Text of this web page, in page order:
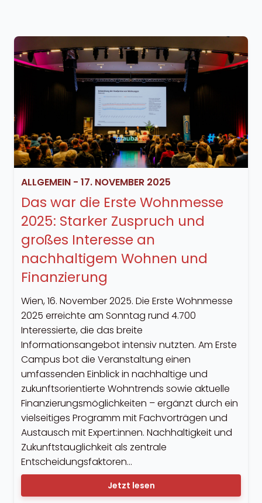
ALLGEMEIN- 17. NOVEMBER 2025
Das war die Erste Wohnmesse
2025: Starker Zuspruch und
großes Interesse an
nachhaltigem Wohnen und
Finanzierung
Wien, 16. November 2025. Die Erste Wohnmesse
2025 erreichte am Sonntag rund 4.700
Interessierte, die das breite
Informationsangebot intensiv nutzten. Am Erste
Campus bot die Veranstaltung einen
umfassenden Einblick in nachhaltige und
zukunftsorientierte Wohntrends sowie aktuelle
Finanzierungsmöglichkeiten – ergänzt durch ein
vielseitiges Programm mit Fachvorträgen und
Austausch mit Expert:innen. Nachhaltigkeit und
Zukunftstauglichkeit als zentrale
Entscheidungsfaktoren…
Jetzt lesen